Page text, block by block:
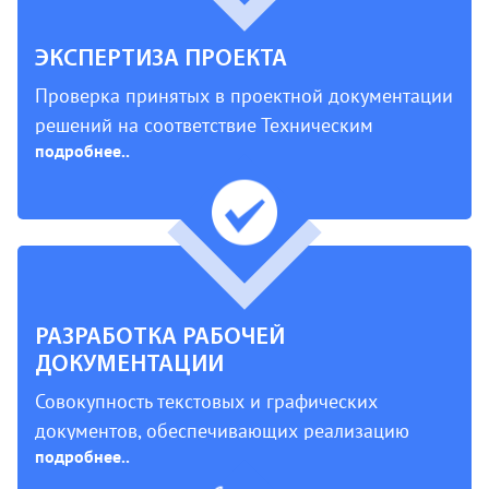
реконструкции объектов капитального
строительства, их частей, капитального
ремонта.
ЭКСПЕРТИЗА ПРОЕКТА
Проверка принятых в проектной документации
решений на соответствие Техническим
регламентам.
подробнее..
РАЗРАБОТКА РАБОЧЕЙ
ДОКУМЕНТАЦИИ
Совокупность текстовых и графических
документов, обеспечивающих реализацию
принятых в утвержденной проектной
подробнее..